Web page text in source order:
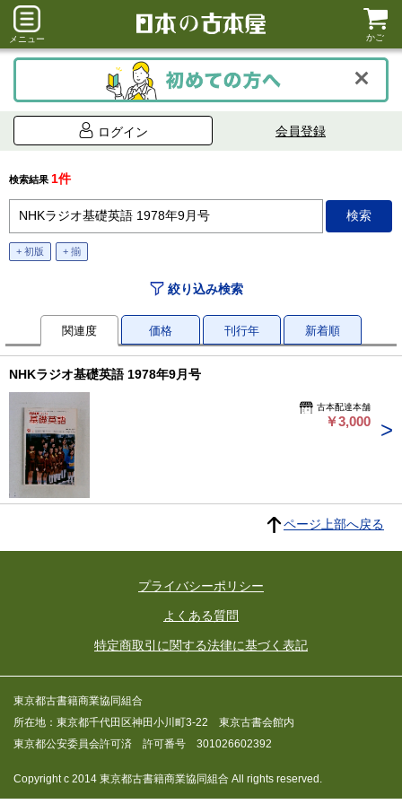
メニュー かご
ログイン 会員登録
検索結果 1件
+ 初版 + 揃
絞り込み検索
関連度 価格 刊行年 新着順
NHKラジオ基礎英語 1978年9月号
古本配達本舗
￥3,000
ページ上部へ戻る
プライバシーポリシー
よくある質問
特定商取引に関する法律に基づく表記
東京都古書籍商業協同組合
所在地：東京都千代田区神田小川町3-22 東京古書会館内
東京都公安委員会許可済 許可番号 301026602392
Copyright c 2014 東京都古書籍商業協同組合 All rights reserved.